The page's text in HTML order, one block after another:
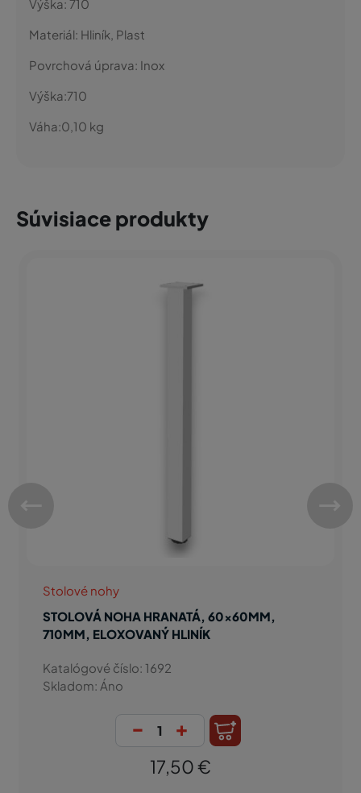
Výška: 710
Materiál: Hliník, Plast
Povrchová úprava: Inox
Výška:710
Váha:0,10 kg
Súvisiace produkty
Stolové nohy
STOLOVÁ NOHA HRANATÁ, 60x60MM,
710MM, ELOXOVANÝ HLINÍK
Katalógové číslo: 1692
Skladom: Áno
- +
17,50 €